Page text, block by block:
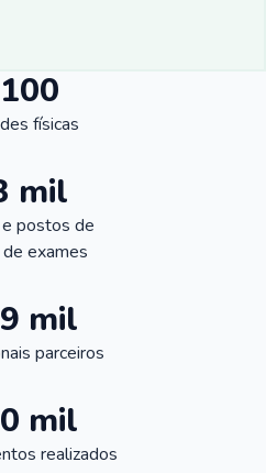
físicas
mil
e postos de
exames
mil
parceiros
mil
realizados